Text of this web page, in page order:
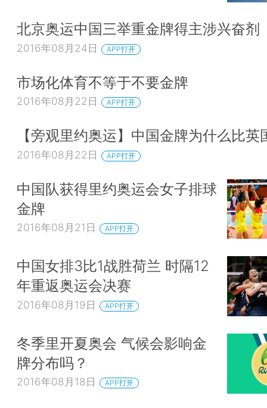
北京奥运中国三举重金牌得主涉兴奋剂
2016年08月24日 APP打开
市场化体育不等于不要金牌
2016年08月22日 APP打开
【旁观里约奥运】中国金牌为什么比英
2016年08月22日 APP打开
中国队获得里约奥运会女子排球
金牌
2016年08月21日 APP打开
中国女排3比1战胜荷兰 时隔12
年重返奥运会决赛
2016年08月19日 APP打开
冬季里开夏奥会 气候会影响金
牌分布吗？
2016年08月18日 APP打开